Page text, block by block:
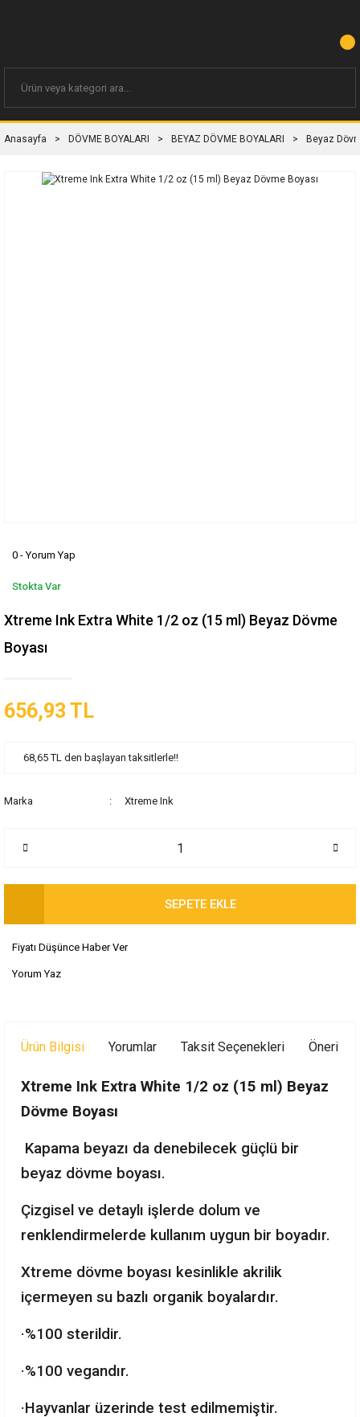
Anasayfa DÖVME BOYALARI BEYAZ DÖVME BOYALARI Beyaz
0 - Yorum Yap
Stokta Var
Xtreme Ink Extra White 1/2 oz (15 ml) Beyaz Dövme
Boyası
656,93 TL
68,65 TL den başlayan taksitlerle!!
Marka Xtreme Ink
SEPETE EKLE
Fiyatı Düşünce Haber Ver
Yorum Yaz
Ürün Bilgisi Yorumlar Taksit Seçenekleri
Xtreme Ink Extra White 1/2 oz (15 ml) Beyaz
Dövme Boyası
Kapama beyazı da denebilecek güçlü bir
beyaz dövme boyası.
Çizgisel ve detaylı işlerde dolum ve
renklendirmelerde kullanım uygun bir boyadır.
Xtreme dövme boyası kesinlikle akrilik
içermeyen su bazlı organik boyalardır.
·%100 sterildir.
·%100 vegandır.
·Hayvanlar üzerinde test edilmemiştir.